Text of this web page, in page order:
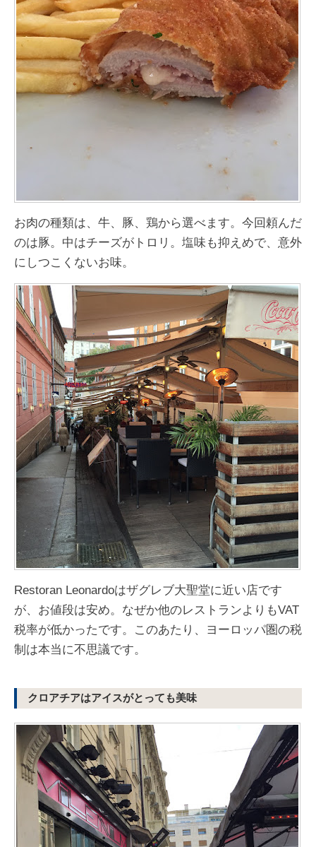
お肉の種類は、牛、豚、鶏から選べます。今回頼んだ
のは豚。中はチーズがトロリ。塩味も抑えめで、意外
にしつこくないお味。
Restoran Leonardoはザグレブ大聖堂に近い店です
が、お値段は安め。なぜか他のレストランよりもVAT
税率が低かったです。このあたり、ヨーロッパ圏の税
制は本当に不思議です。
クロアチアはアイスがとっても美味